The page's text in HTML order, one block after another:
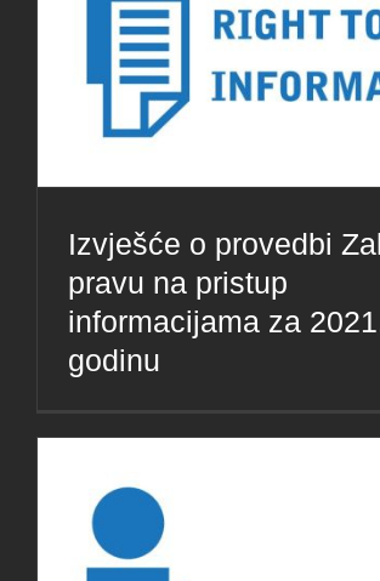
Izvješće o provedbi
pravu na pristup
informacijama za
godinu